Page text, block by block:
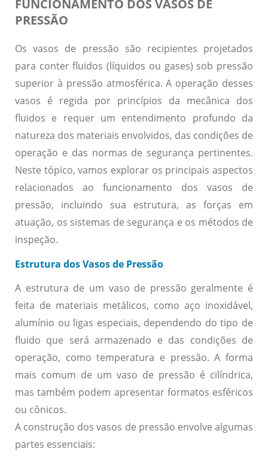
FUNCIONAMENTO DOS VASOS DE
PRESSÃO
Os vasos de pressão são recipientes projetados
para conter fluidos (líquidos ou gases) sob pressão
superior à pressão atmosférica. A operação desses
vasos é regida por princípios da mecânica dos
fluidos e requer um entendimento profundo da
natureza dos materiais envolvidos, das condições de
operação e das normas de segurança pertinentes.
Neste tópico, vamos explorar os principais aspectos
relacionados ao funcionamento dos vasos de
pressão, incluindo sua estrutura, as forças em
atuação, os sistemas de segurança e os métodos de
inspeção.
Estrutura dos Vasos de Pressão
A estrutura de um vaso de pressão geralmente é
feita de materiais metálicos, como aço inoxidável,
alumínio ou ligas especiais, dependendo do tipo de
fluido que será armazenado e das condições de
operação, como temperatura e pressão. A forma
mais comum de um vaso de pressão é cilíndrica,
mas também podem apresentar formatos esféricos
ou cônicos.
A construção dos vasos de pressão envolve algumas
partes essenciais: